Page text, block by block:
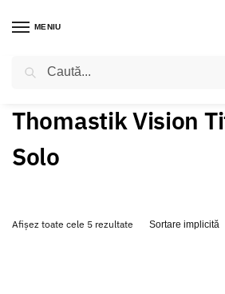
MENIU
Thomastik Vision
Solo
Afișez toate cele 5 rezultate